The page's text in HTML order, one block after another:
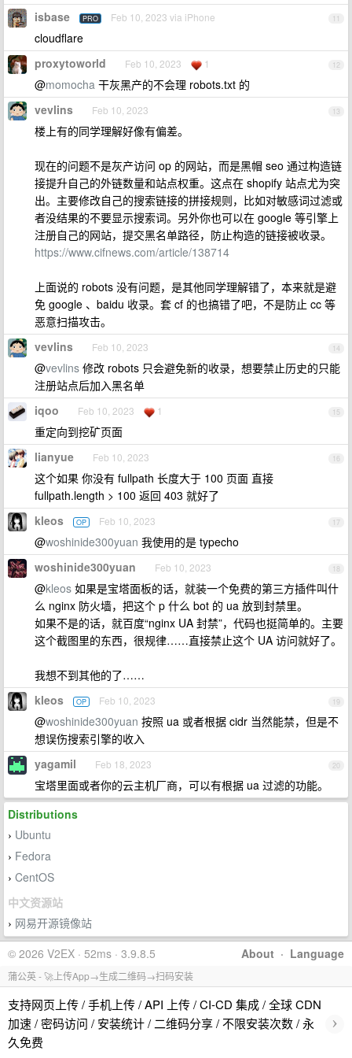
11
isbase PRO Feb 10, 2023 via iPhone
cloudflare
12
proxytoworld Feb 10, 2023 1
@momocha 干灰黑产的不会理 robots.txt 的
13
vevlins Feb 10, 2023
楼上有的同学理解好像有偏差。
现在的问题不是灰产访问 op 的网站，而是黑帽 seo 通过构造链
接提升自己的外链数量和站点权重。这点在 shopify 站点尤为突
出。主要修改自己的搜索链接的拼接规则，比如对敏感词过滤或
者没结果的不要显示搜索词。另外你也可以在 google 等引擎上
注册自己的网站，提交黑名单路径，防止构造的链接被收录。
https://www.cifnews.com/article/138714
上面说的 robots 没有问题，是其他同学理解错了，本来就是避
免 google 、baidu 收录。套 cf 的也搞错了吧，不是防止 cc 等
恶意扫描攻击。
14
vevlins Feb 10, 2023
@vevlins 修改 robots 只会避免新的收录，想要禁止历史的只能
注册站点后加入黑名单
15
iqoo Feb 10, 2023 1
重定向到挖矿页面
16
lianyue Feb 10, 2023
这个如果 你没有 fullpath 长度大于 100 页面 直接
fullpath.length > 100 返回 403 就好了
17
kleos OP Feb 10, 2023
@woshinide300yuan 我使用的是 typecho
18
woshinide300yuan Feb 10, 2023
@kleos 如果是宝塔面板的话，就装一个免费的第三方插件叫什
么 nginx 防火墙，把这个 p 什么 bot 的 ua 放到封禁里。
如果不是的话，就百度“nginx UA 封禁”，代码也挺简单的。主要
这个截图里的东西，很规律……直接禁止这个 UA 访问就好了。
我想不到其他的了……
19
kleos OP Feb 10, 2023
@woshinide300yuan 按照 ua 或者根据 cidr 当然能禁，但是不
想误伤搜索引擎的收入
20
yagamil Feb 18, 2023
宝塔里面或者你的云主机厂商，可以有根据 ua 过滤的功能。
Distributions
› Ubuntu
› Fedora
› CentOS
中文资源站
› 网易开源镜像站
About · Language
© 2026 V2EX · 52ms · 3.9.8.5
蒲公英 - 🚀上传App→生成二维码→扫码安装
支持网页上传 / 手机上传 / API 上传 / CI-CD 集成 / 全球 CDN
加速 / 密码访问 / 安装统计 / 二维码分享 / 不限安装次数 / 永
久免费
›